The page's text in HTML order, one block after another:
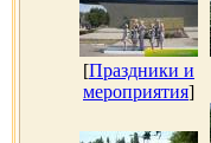
[Праздники и
мероприятия]